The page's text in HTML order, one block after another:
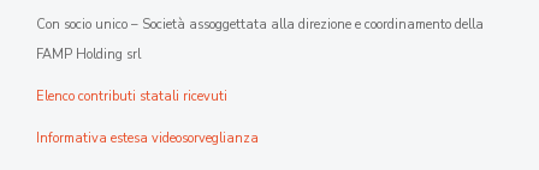
Con socio unico – Società assoggettata alla direzione e coordinamento della
FAMP Holding srl
Elenco contributi statali ricevuti
Informativa estesa videosorveglianza